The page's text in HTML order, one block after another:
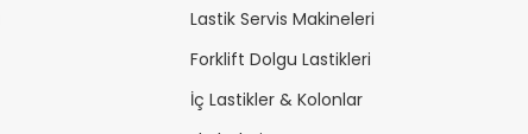
Lastik Servis Makineleri
Forklift Dolgu Lastikleri
İç Lastikler & Kolonlar